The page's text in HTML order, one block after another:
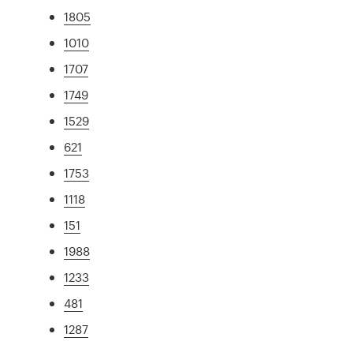
1805
1010
1707
1749
1529
621
1753
1118
151
1988
1233
481
1287